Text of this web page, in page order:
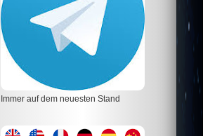
Immer auf dem neuesten Stand